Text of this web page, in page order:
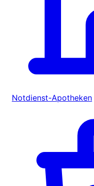
Notdienst-Apotheken